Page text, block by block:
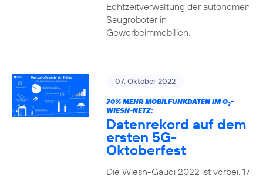
Echtzeitverwaltung der autonomen
Saugroboter in
Gewerbeimmobilien.
07. Oktober 2022
70% MEHR MOBILFUNKDATEN IM O2-
WIESN-NETZ:
Datenrekord auf dem
ersten 5G-
Oktoberfest
Die Wiesn-Gaudi 2022 ist vorbei. 17